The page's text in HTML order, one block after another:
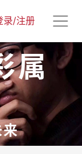
录/注册
属
来